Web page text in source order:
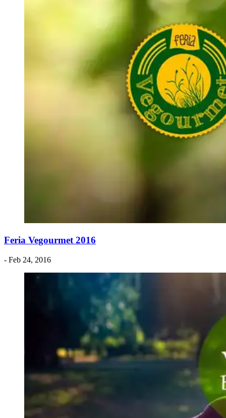
Feria Vegourmet 2016
- Feb 24, 2016